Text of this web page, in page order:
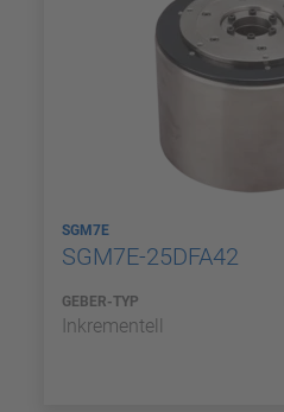
SGM7E
SGM7E-25DFA42
GEBER-TYP
Inkrementell